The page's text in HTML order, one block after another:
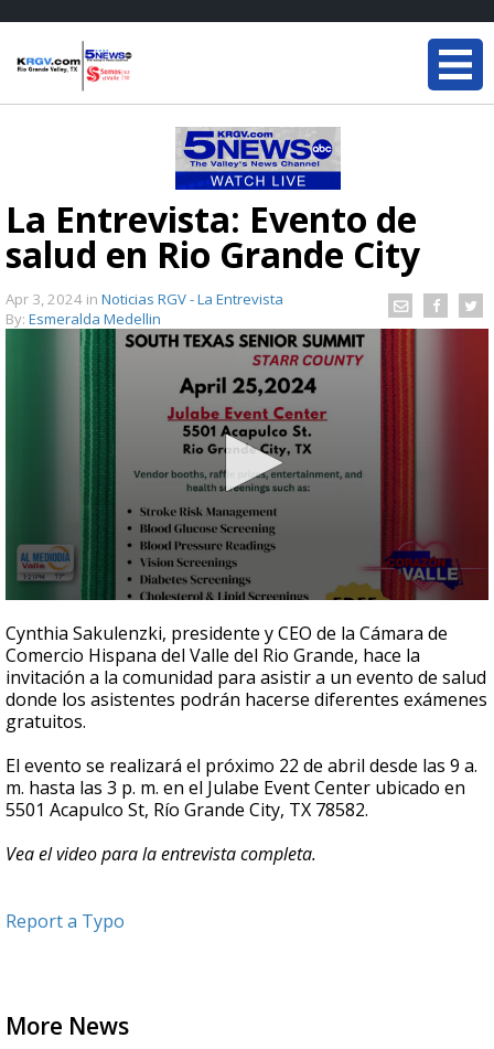
La Entrevista: Evento de
salud en Rio Grande City
Apr 3, 2024 in Noticias RGV - La Entrevista
By: Esmeralda Medellin
seconds
of
3
minutes,
29
seconds
Cynthia Sakulenzki, presidente y CEO de la Cámara de
Comercio Hispana del Valle del Rio Grande, hace la
invitación a la comunidad para asistir a un evento de salud
donde los asistentes podrán hacerse diferentes exámenes
gratuitos.
El evento se realizará el próximo 22 de abril desde las 9 a.
m. hasta las 3 p. m. en el Julabe Event Center ubicado en
5501 Acapulco St, Río Grande City, TX 78582.
Vea el video para la entrevista completa.
Report a Typo
More News